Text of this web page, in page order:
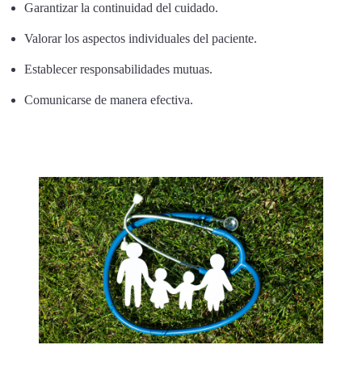
Garantizar la continuidad del cuidado.
Valorar los aspectos individuales del paciente.
Establecer responsabilidades mutuas.
Comunicarse de manera efectiva.